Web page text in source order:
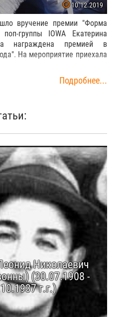
10.12.2019
вручение премии "Форма
группы IOWA Екатерина
награждена премией в
На мероприятие приехала
Подробнее...
Николаевич
(30.07.1908 -
г.г.)